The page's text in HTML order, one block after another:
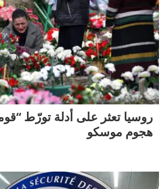
روسيا تعثر على أدلة تورّط
هجوم موسكو